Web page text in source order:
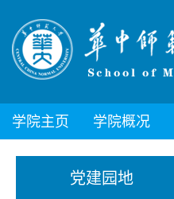
学院主页 学院概况
党建园地